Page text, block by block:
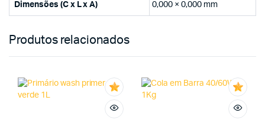
Dimensões (C x L x A) 0,000 × 0,000 mm
Produtos relacionados